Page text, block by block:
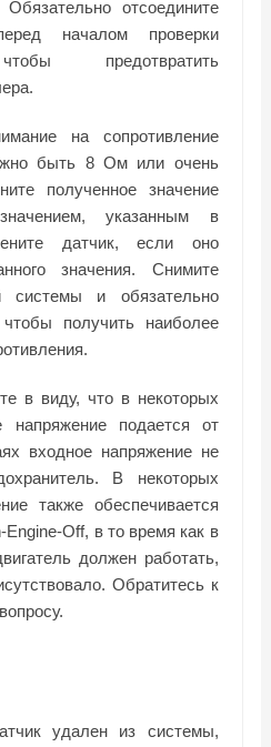
отсоедините
началом проверки
предотвратить
на сопротивление
быть 8 Ом или очень
полученное значение
указанным в
датчик, если оно
значения. Снимите
системы и обязательно
получить наиболее
в виду, что в некоторых
напряжение подается от
входное напряжение не
В некоторых
также обеспечивается
Off, в то время как в
должен работать,
Обратитесь к
удален из системы,